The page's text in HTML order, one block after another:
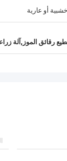
أو عارية
رقائق الموز,آلة